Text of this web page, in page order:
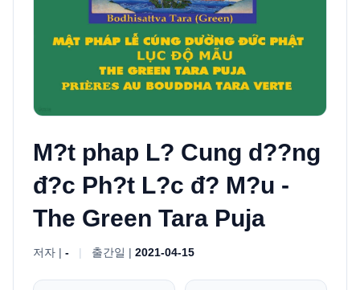
M?t phap L? Cung d??ng
đ?c Ph?t L?c đ? M?u -
The Green Tara Puja
저자 | - | 출간일 | 2021-04-15